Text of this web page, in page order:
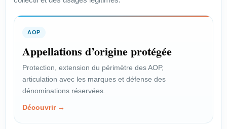
AOP
Appellations d’origine protégée
Protection, extension du périmètre des AOP,
articulation avec les marques et défense des
dénominations réservées.
Découvrir →